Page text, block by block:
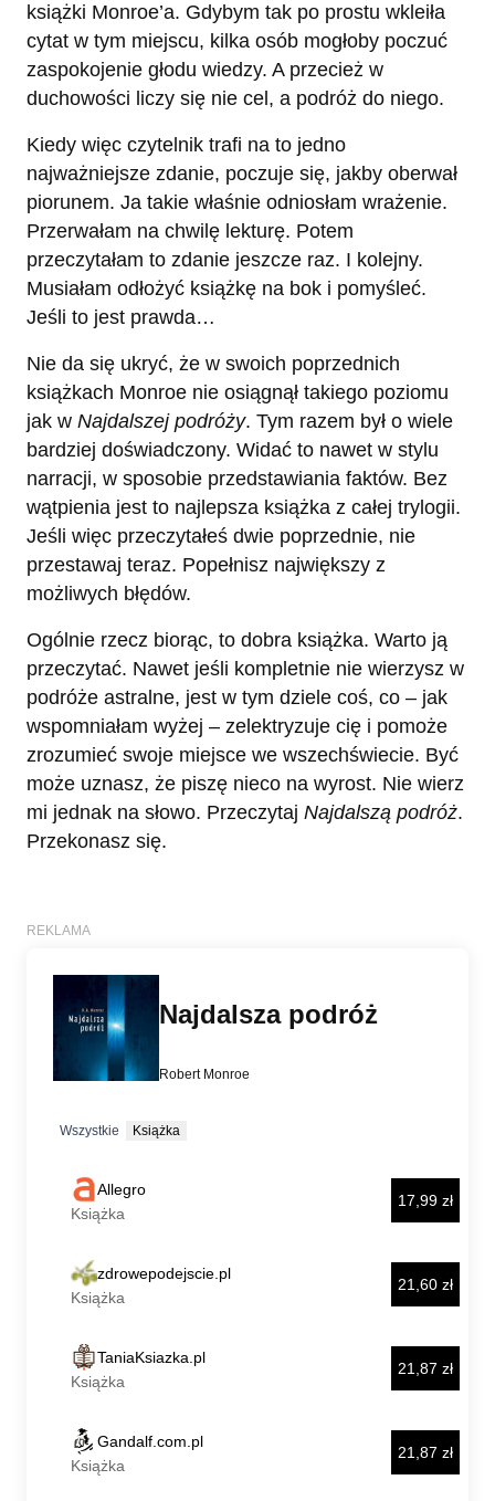
książki Monroe’a. Gdybym tak po prostu wkleiła
cytat w tym miejscu, kilka osób mogłoby poczuć
zaspokojenie głodu wiedzy. A przecież w
duchowości liczy się nie cel, a podróż do niego.
Kiedy więc czytelnik trafi na to jedno
najważniejsze zdanie, poczuje się, jakby oberwał
piorunem. Ja takie właśnie odniosłam wrażenie.
Przerwałam na chwilę lekturę. Potem
przeczytałam to zdanie jeszcze raz. I kolejny.
Musiałam odłożyć książkę na bok i pomyśleć.
Jeśli to jest prawda…
Nie da się ukryć, że w swoich poprzednich
książkach Monroe nie osiągnął takiego poziomu
jak w Najdalszej podróży. Tym razem był o wiele
bardziej doświadczony. Widać to nawet w stylu
narracji, w sposobie przedstawiania faktów. Bez
wątpienia jest to najlepsza książka z całej trylogii.
Jeśli więc przeczytałeś dwie poprzednie, nie
przestawaj teraz. Popełnisz największy z
możliwych błędów.
Ogólnie rzecz biorąc, to dobra książka. Warto ją
przeczytać. Nawet jeśli kompletnie nie wierzysz w
podróże astralne, jest w tym dziele coś, co – jak
wspomniałam wyżej – zelektryzuje cię i pomoże
zrozumieć swoje miejsce we wszechświecie. Być
może uznasz, że piszę nieco na wyrost. Nie wierz
mi jednak na słowo. Przeczytaj Najdalszą podróż.
Przekonasz się.